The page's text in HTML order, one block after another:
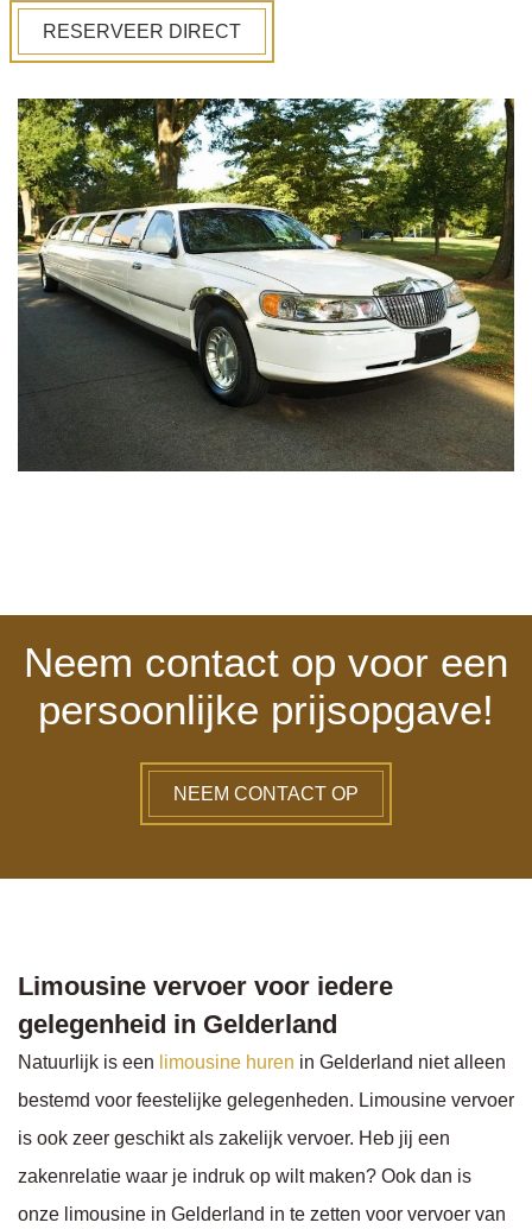
RESERVEER DIRECT
Neem contact op voor een
persoonlijke prijsopgave!
NEEM CONTACT OP
Limousine vervoer voor iedere
gelegenheid in Gelderland
Natuurlijk is een limousine huren in Gelderland niet alleen
bestemd voor feestelijke gelegenheden. Limousine vervoer
is ook zeer geschikt als zakelijk vervoer. Heb jij een
zakenrelatie waar je indruk op wilt maken? Ook dan is
onze limousine in Gelderland in te zetten voor vervoer van